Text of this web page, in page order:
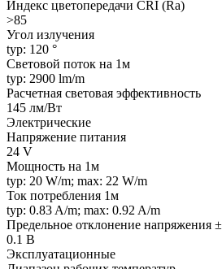
Индекс цветопередачи CRI (Ra)
>85
Угол излучения
typ: 120 °
Световой поток на 1м
typ: 2900 lm/m
Расчетная световая эффективность
145 лм/Вт
Электрические
Напряжение питания
24 V
Мощность на 1м
typ: 20 W/m; max: 22 W/m
Ток потребления 1м
typ: 0.83 A/m; max: 0.92 A/m
Предельное отклонение напряжения ±
0.1 В
Эксплуатационные